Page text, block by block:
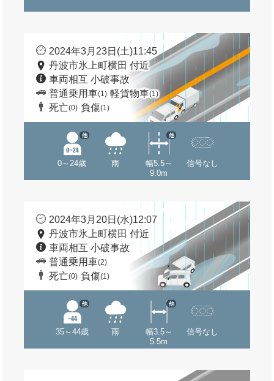
2024年3月23日(土)11:45
丹波市氷上町横田 付近
車両相互 小破事故
普通乗用車(1) 軽貨物車(1)
死亡(0) 負傷(1)
0～24歳
他
雨
幅5.5～
9.0m
他
信号なし
2024年3月20日(水)12:07
丹波市氷上町横田 付近
車両相互 小破事故
普通乗用車(2)
死亡(0) 負傷(1)
35～44歳
他
雨
幅3.5～
5.5m
他
信号なし